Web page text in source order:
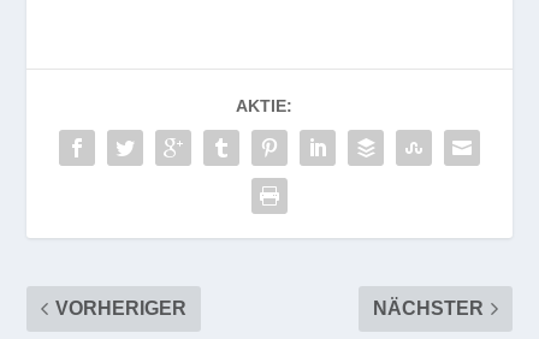
AKTIE:
VORHERIGER NÄCHSTER